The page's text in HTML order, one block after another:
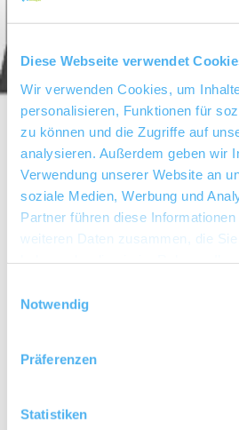
Diese Webseite verwendet
Wir verwenden Cookies, um
personalisieren, Funktionen für
zu können und die Zugriffe auf
analysieren. Außerdem geben wir
Verwendung unserer Website an
soziale Medien, Werbung und
Partner führen diese
weiteren Daten zusammen, die
Notwendig
Präferenzen
Statistiken
Weingut Oekonomierat Johann Geil I. Erben
Kontakt